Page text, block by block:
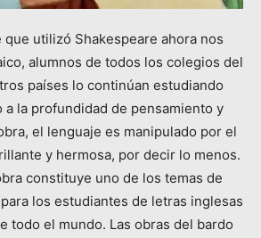
utilizó Shakespeare ahora nos
alumnos de todos los colegios del
países lo continúan estudiando
a la profundidad de pensamiento y
el lenguaje es manipulado por el
y hermosa, por decir lo menos.
constituye uno de los temas de
los estudiantes de letras inglesas
todo el mundo. Las obras del bardo